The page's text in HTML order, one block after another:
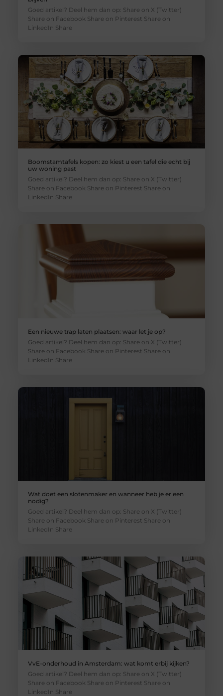
Goed artikel? Deel hem dan op: Share on X (Twitter)
Share on Facebook Share on Pinterest Share on
LinkedIn Share
Boomstamtafels kopen: zo kiest u een tafel die echt bij
uw woning past
Goed artikel? Deel hem dan op: Share on X (Twitter)
Share on Facebook Share on Pinterest Share on
LinkedIn Share
Een nieuwe trap laten plaatsen: waar let je op?
Goed artikel? Deel hem dan op: Share on X (Twitter)
Share on Facebook Share on Pinterest Share on
LinkedIn Share
Wat doet een slotenmaker en wanneer heb je er een
nodig?
Goed artikel? Deel hem dan op: Share on X (Twitter)
Share on Facebook Share on Pinterest Share on
LinkedIn Share
VvE-onderhoud in Amsterdam: wat komt erbij kijken?
Goed artikel? Deel hem dan op: Share on X (Twitter)
Share on Facebook Share on Pinterest Share on
LinkedIn Share